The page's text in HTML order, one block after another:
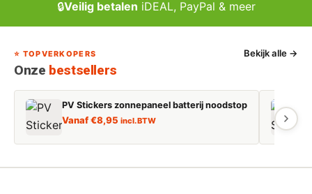
🔒Veilig betalen iDEAL, PayPal & meer
⭐ TOPVERKOPERS
Onze bestsellers
Bekijk alle →
PV Stickers zonnepaneel batterij noodstop
Vanaf€8,95 incl. BTW